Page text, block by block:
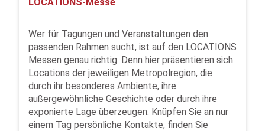
Wer für Tagungen und Veranstaltungen den
passenden Rahmen sucht, ist auf den LOCATIONS
Messen genau richtig. Denn hier präsentieren sich
Locations der jeweiligen Metropolregion, die
durch ihr besonderes Ambiente, ihre
außergewöhnliche Geschichte oder durch ihre
exponierte Lage überzeugen. Knüpfen Sie an nur
einem Tag persönliche Kontakte, finden Sie